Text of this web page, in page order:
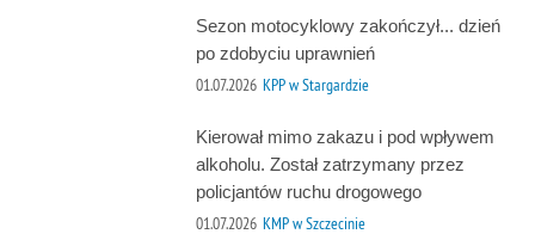
Sezon motocyklowy zakończył... dzień
po zdobyciu uprawnień
01.07.2026 KPP w Stargardzie
Kierował mimo zakazu i pod wpływem
alkoholu. Został zatrzymany przez
policjantów ruchu drogowego
01.07.2026 KMP w Szczecinie